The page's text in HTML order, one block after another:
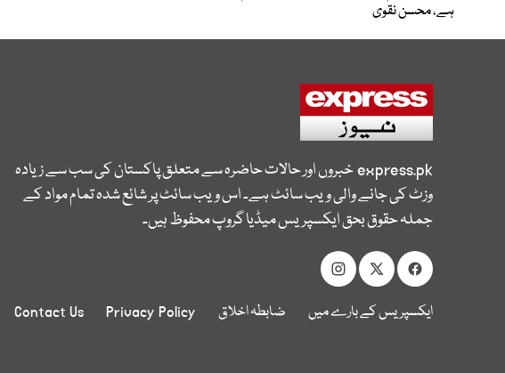
ہے، محسن نقوی
express.pkخبروں اور حالات حاضرہ سے متعلق پاکستان کی سب سے زیادہ
وزٹ کی جانے والی ویب سائٹ ہے۔ اس ویب سائٹ پر شائع شدہ تمام مواد کے
جملہ حقوق بحق ایکسپریس میڈیا گروپ محفوظ ہیں۔
ایکسپریس کے بارے میں ضابطہ اخلاق Privacy Policy
Contact Us